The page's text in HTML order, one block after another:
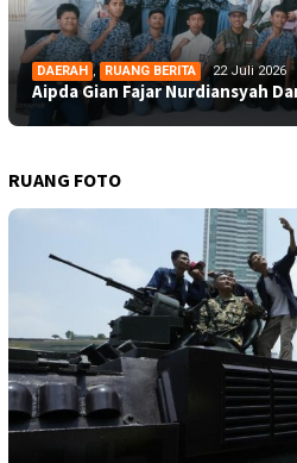
DAERAH , RUANG BERITA 22 Juli 2026
Aipda Gian Fajar Nurdiansyah
RUANG FOTO